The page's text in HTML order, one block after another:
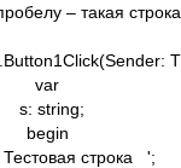
– такая
var
s: string;
begin
строка   ';